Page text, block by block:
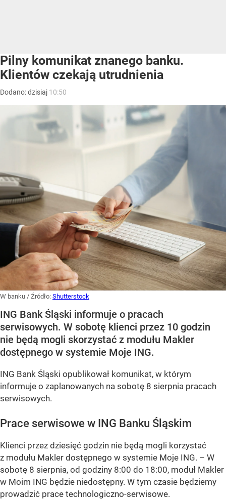
Pilny komunikat znanego banku.
Klientów czekają utrudnienia
Dodano:dzisiaj 10:50
W banku / Źródło: Shutterstock
ING Bank Śląski informuje o pracach
serwisowych. W sobotę klienci przez 10 godzin
nie będą mogli skorzystać z modułu Makler
dostępnego w systemie Moje ING.
ING Bank Śląski opublikował komunikat, w którym
informuje o zaplanowanych na sobotę 8 sierpnia pracach
serwisowych.
Prace serwisowe w ING Banku Śląskim
Klienci przez dziesięć godzin nie będą mogli korzystać
z modułu Makler dostępnego w systemie Moje ING. – W
sobotę 8 sierpnia, od godziny 8:00 do 18:00, moduł Makler
w Moim ING będzie niedostępny. W tym czasie będziemy
prowadzić prace technologiczno-serwisowe.